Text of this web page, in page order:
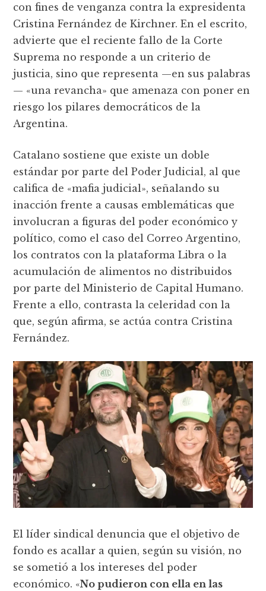
con fines de venganza contra la expresidenta
Cristina Fernández de Kirchner. En el escrito,
advierte que el reciente fallo de la Corte
Suprema no responde a un criterio de
justicia, sino que representa —en sus palabras
— «una revancha» que amenaza con poner en
riesgo los pilares democráticos de la
Argentina.
Catalano sostiene que existe un doble
estándar por parte del Poder Judicial, al que
califica de «mafia judicial», señalando su
inacción frente a causas emblemáticas que
involucran a figuras del poder económico y
político, como el caso del Correo Argentino,
los contratos con la plataforma Libra o la
acumulación de alimentos no distribuidos
por parte del Ministerio de Capital Humano.
Frente a ello, contrasta la celeridad con la
que, según afirma, se actúa contra Cristina
Fernández.
El líder sindical denuncia que el objetivo de
fondo es acallar a quien, según su visión, no
se sometió a los intereses del poder
económico. «No pudieron con ella en las